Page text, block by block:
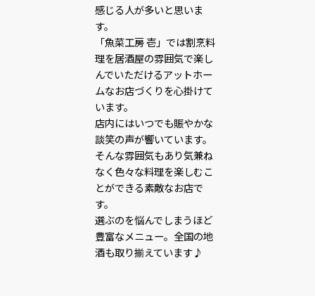
感じる人が多いと思いま
す。
「魚菜工房 壱」では割烹料
理を居酒屋の雰囲気で楽し
んでいただけるアットホー
ムなお店づくりを心掛けて
います。
店内にはいつでも賑やかな
談笑の声が響いています。
そんな雰囲気もあり気兼ね
なく色々な料理を楽しむこ
とができる素敵なお店で
す。
選ぶのを悩んでしまうほど
豊富なメニュー。全国の地
酒も取り揃えています♪